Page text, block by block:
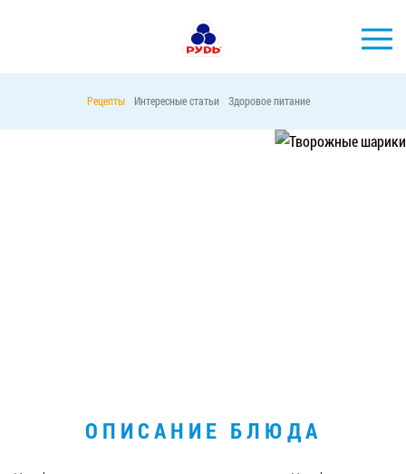
Вакансии
Рецепты Интересные статьи Здоровое питание
ОПИСАНИЕ БЛЮДА